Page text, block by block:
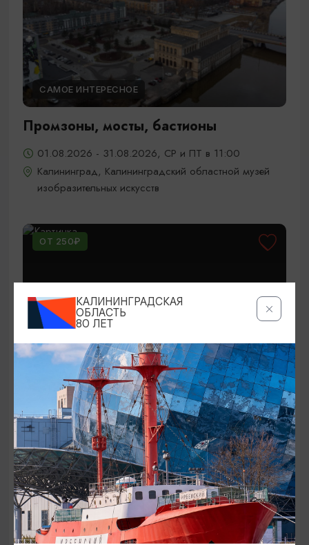
САМОЕ ИНТЕРЕСНОЕ
Промзоны, мосты, бастионы
01.08.2026 - 31.08.2026, СР и ПТ в 11:00
Калининград, Калининградский областной музей
изобразительных искусств
ОТ 250₽
КОНЦЕРТЫ
Мероприятия в Доме-музее Германа
Брахерта в августе
01.08.2026 - 31.08.2026
Светлогорск, Дом-музей Германа Брахерта
КАЛИНИНГРАДСКАЯ
ОБЛАСТЬ
80 ЛЕТ